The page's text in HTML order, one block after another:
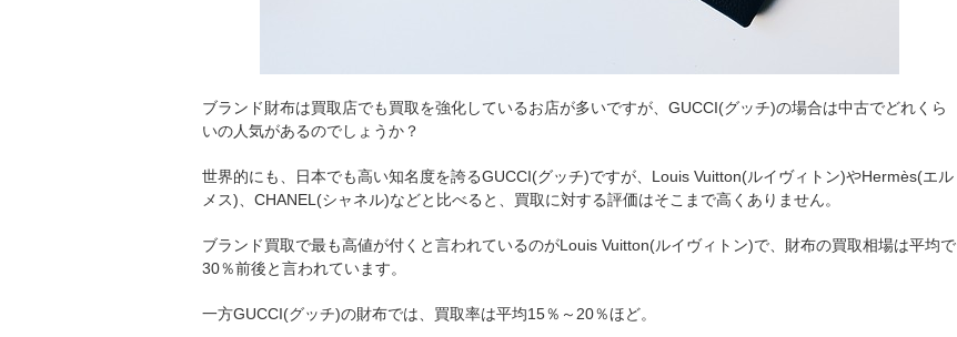
ブランド財布は買取店でも買取を強化しているお店が多いですが、GUCCI(グッチ)の場合は中古でどれくら
いの人気があるのでしょうか？
世界的にも、日本でも高い知名度を誇るGUCCI(グッチ)ですが、Louis Vuitton(ルイヴィトン)やHermès(エル
メス)、CHANEL(シャネル)などと比べると、買取に対する評価はそこまで高くありません。
ブランド買取で最も高値が付くと言われているのがLouis Vuitton(ルイヴィトン)で、財布の買取相場は平均で
30％前後と言われています。
一方GUCCI(グッチ)の財布では、買取率は平均15％～20％ほど。